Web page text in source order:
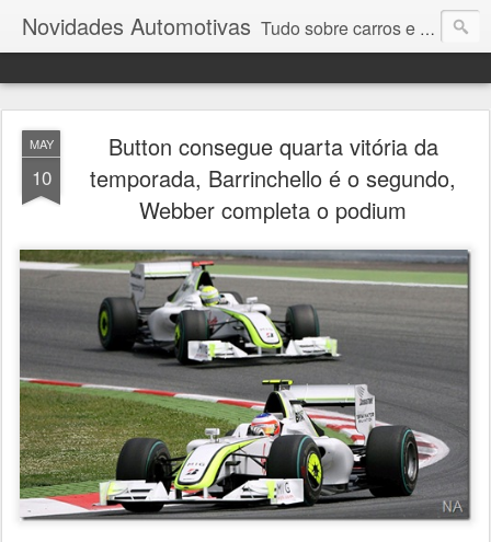
Novidades Automotivas Tudo sobre carros e motores
MAY
10
Button consegue quarta vitória da
temporada, Barrinchello é o segundo,
Webber completa o podium